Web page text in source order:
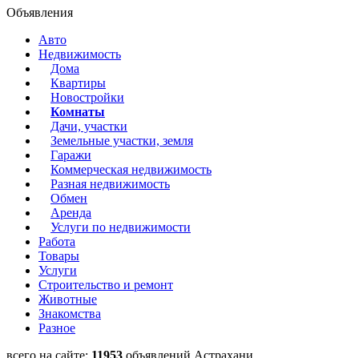
Объявления
Авто
Недвижимость
Дома
Квартиры
Новостройки
Комнаты
Дачи, участки
Земельные участки, земля
Гаражи
Коммерческая недвижимость
Разная недвижимость
Обмен
Аренда
Услуги по недвижимости
Работа
Товары
Услуги
Строительство и ремонт
Животные
Знакомства
Разное
всего на сайте: 11953 объявлений Астрахани